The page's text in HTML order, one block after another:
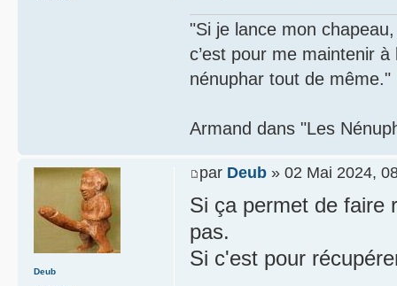
"Si je lance mon
c’est pour me maintenir
nénuphar tout de même."
Armand dans "Les
par Deub » 02 Mai 2024,
Si ça permet de faire
pas.
Si c'est pour
Deub